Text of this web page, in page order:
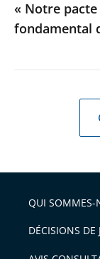
« Notre
fondamental
QUI SOMMES-
DÉCISIONS DE